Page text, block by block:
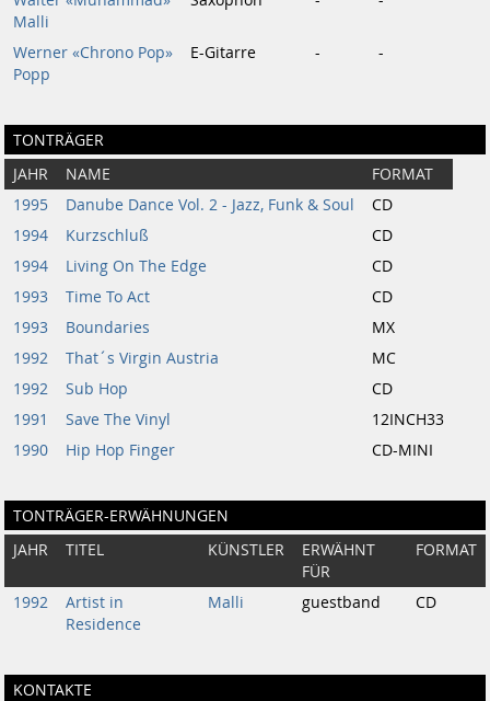
Malli
Werner «Chrono Pop»
Popp
E-Gitarre - -
TONTRÄGER
JAHR NAME
FORMAT
1995
Danube Dance Vol. 2 - Jazz, Funk & Soul
CD
1994
Kurzschluß
CD
1994
Living On The Edge
CD
1993
Time To Act
CD
1993
Boundaries
MX
1992
That´s Virgin Austria
MC
1992
Sub Hop
CD
1991
Save The Vinyl
12INCH33
1990
Hip Hop Finger CD-MINI
TONTRÄGER-ERWÄHNUNGEN
JAHR TITEL KÜNSTLER
ERWÄHNT
FÜR
FORMAT
1992
Artist in
Residence
Malli guestband CD
KONTAKTE